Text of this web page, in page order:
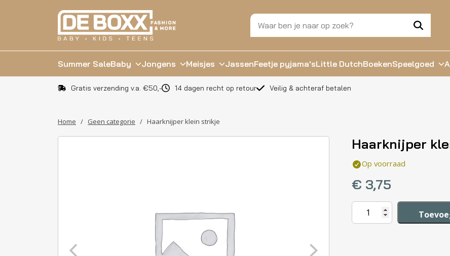
Summer SaleBaby Jongens Meisjes JassenFeetje pyjama'sLittle DutchBoekenSpeelgoed
Gratis verzending v.a. €50,- 14 dagen recht op retour Veilig & achteraf betalen
Home / Geen categorie / Haarknijper klein strikje
Haarknijper
Op voorraad
€ 3,75
Haarknijper
klein